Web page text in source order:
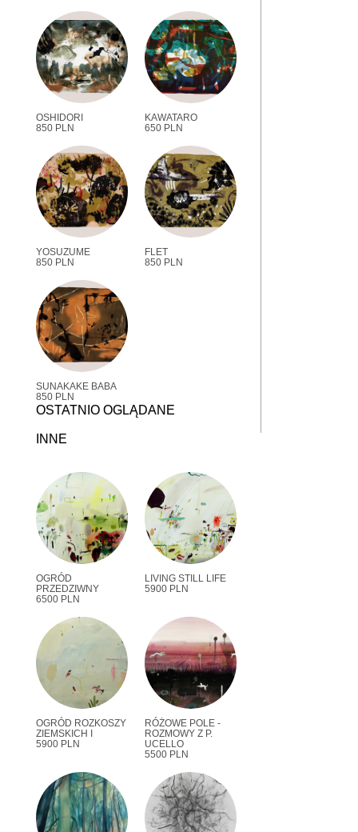
OSHIDORI
850 PLN
KAWATARO
650 PLN
YOSUZUME
850 PLN
FLET
850 PLN
SUNAKAKE BABA
850 PLN
OSTATNIO OGLĄDANE
INNE
OGRÓD
PRZEDZIWNY
6500 PLN
LIVING STILL LIFE
5900 PLN
OGRÓD ROZKOSZY
ZIEMSKICH I
5900 PLN
RÓŻOWE POLE -
ROZMOWY Z P.
UCELLO
5500 PLN